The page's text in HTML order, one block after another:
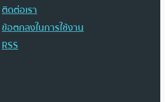
ติดต่อเรา
ข้อตกลงในการใช้งาน
RSS